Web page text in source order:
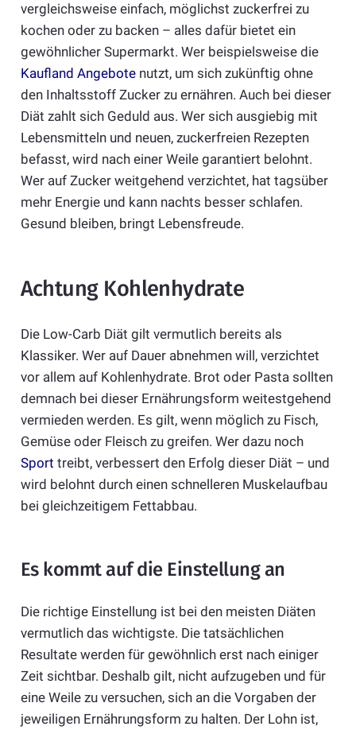
vergleichsweise einfach, möglichst zuckerfrei zu
kochen oder zu backen – alles dafür bietet ein
gewöhnlicher Supermarkt. Wer beispielsweise die
Kaufland Angebotenutzt, um sich zukünftig ohne
den Inhaltsstoff Zucker zu ernähren. Auch bei dieser
Diät zahlt sich Geduld aus. Wer sich ausgiebig mit
Lebensmitteln und neuen, zuckerfreien Rezepten
befasst, wird nach einer Weile garantiert belohnt.
Wer auf Zucker weitgehend verzichtet, hat tagsüber
mehr Energie und kann nachts besser schlafen.
Gesund bleiben, bringt Lebensfreude.
Achtung Kohlenhydrate
Die Low-Carb Diät gilt vermutlich bereits als
Klassiker. Wer auf Dauer abnehmen will, verzichtet
vor allem auf Kohlenhydrate. Brot oder Pasta sollten
demnach bei dieser Ernährungsform weitestgehend
vermieden werden. Es gilt, wenn möglich zu Fisch,
Gemüse oder Fleisch zu greifen. Wer dazu noch
Sport treibt, verbessert den Erfolg dieser Diät – und
wird belohnt durch einen schnelleren Muskelaufbau
bei gleichzeitigem Fettabbau.
Es kommt auf die Einstellung an
Die richtige Einstellung ist bei den meisten Diäten
vermutlich das wichtigste. Die tatsächlichen
Resultate werden für gewöhnlich erst nach einiger
Zeit sichtbar. Deshalb gilt, nicht aufzugeben und für
eine Weile zu versuchen, sich an die Vorgaben der
jeweiligen Ernährungsform zu halten. Der Lohn ist,